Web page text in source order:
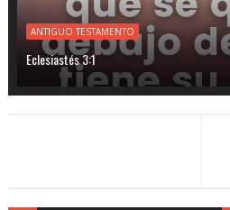
ANTIGUO TESTAMENTO
Eclesiastés 3:1